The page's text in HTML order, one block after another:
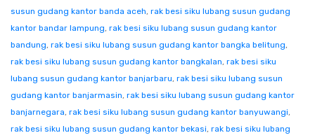
susun gudang kantor banda aceh, rak besi siku lubang susun gudang
kantor bandar lampung, rak besi siku lubang susun gudang kantor
bandung, rak besi siku lubang susun gudang kantor bangka belitung,
rak besi siku lubang susun gudang kantor bangkalan, rak besi siku
lubang susun gudang kantor banjarbaru, rak besi siku lubang susun
gudang kantor banjarmasin, rak besi siku lubang susun gudang kantor
banjarnegara, rak besi siku lubang susun gudang kantor banyuwangi,
rak besi siku lubang susun gudang kantor bekasi, rak besi siku lubang